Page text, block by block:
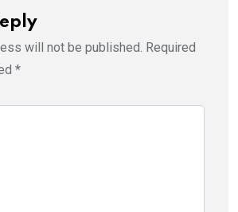
will not be published. Required
*